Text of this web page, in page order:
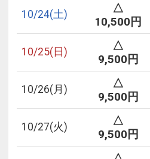
10/24(土)
△
10,500円
10/25(日)
△
9,500円
10/26(月)
△
9,500円
10/27(火)
△
9,500円